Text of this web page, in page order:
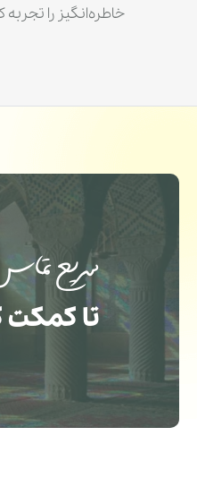
خاطره‌انگیز را تجربه
سریع
تا کمکت